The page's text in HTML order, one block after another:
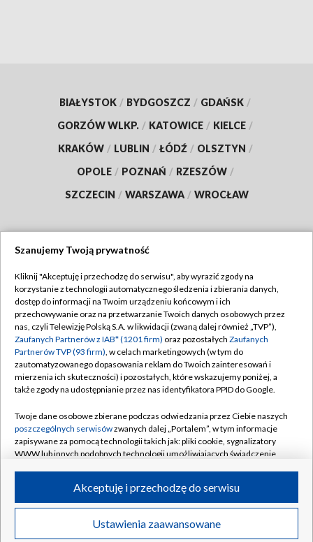
BIAŁYSTOK / BYDGOSZCZ / GDAŃSK /
GORZÓW WLKP. / KATOWICE / KIELCE /
KRAKÓW / LUBLIN / ŁÓDŹ / OLSZTYN /
OPOLE / POZNAŃ / RZESZÓW /
SZCZECIN / WARSZAWA / WROCŁAW
TVP
Abonament TVP
Emisja w TVP
Centrum informacji TVP
Naziemna Telewizja Cyfrowa
Rada Programowa
System NOS
Informacje o nadawcy
Program dla prasy
Ogłoszenie przetargowe
Regulamin TVP
Polityka prywatności
Moje zgody
Pomoc
Kontakt
Kanały
©2026 Telewizja Polska S.A. w likwidacji
Szanujemy Twoją prywatność
Kliknij "Akceptuję i przechodzę do serwisu", aby wyrazić zgody na
korzystanie z technologii automatycznego śledzenia i zbierania danych,
dostęp do informacji na Twoim urządzeniu końcowym i ich
przechowywanie oraz na przetwarzanie Twoich danych osobowych przez
nas, czyli Telewizję Polską S.A. w likwidacji (zwaną dalej również „TVP”),
Zaufanych Partnerów z IAB* (1201 firm) oraz pozostałych Zaufanych
Partnerów TVP (93 firm), w celach marketingowych (w tym do
zautomatyzowanego dopasowania reklam do Twoich zainteresowań i
mierzenia ich skuteczności) i pozostałych, które wskazujemy poniżej, a
także zgody na udostępnianie przez nas identyfikatora PPID do Google.
Twoje dane osobowe zbierane podczas odwiedzania przez Ciebie naszych
poszczególnych serwisówzwanych dalej „Portalem”, w tym informacje
zapisywane za pomocą technologii takich jak: pliki cookie, sygnalizatory
WWW lub innych podobnych technologii umożliwiających świadczenie
ruchu w Internecie.
Twoje dane osobowe zbierane podczas odwiedzania przez Ciebie
poszczególnych serwisówna Portalu, takie jak adresy IP, identyfikatory
Ustawienia zaawansowane
Akceptuję i przechodzę do serwisu